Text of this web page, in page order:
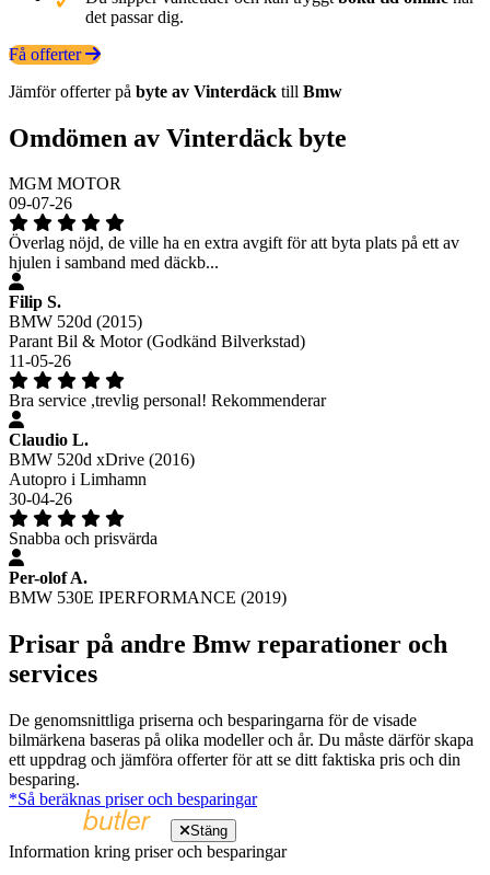
det passar dig.
Få offerter
Jämför offerter på byte av Vinterdäck till Bmw
Omdömen av Vinterdäck byte
MGM MOTOR
09-07-26
Överlag nöjd, de ville ha en extra avgift för att byta plats på ett av
hjulen i samband med däckb...
Filip S.
BMW 520d (2015)
Parant Bil & Motor (Godkänd Bilverkstad)
11-05-26
Bra service ,trevlig personal! Rekommenderar
Claudio L.
BMW 520d xDrive (2016)
Autopro i Limhamn
30-04-26
Snabba och prisvärda
Per-olof A.
BMW 530E IPERFORMANCE (2019)
Prisar på andre Bmw reparationer och
services
De genomsnittliga priserna och besparingarna för de visade
bilmärkena baseras på olika modeller och år. Du måste därför skapa
ett uppdrag och jämföra offerter för att se ditt faktiska pris och din
besparing.
*Så beräknas priser och besparingar
Stäng
Information kring priser och besparingar